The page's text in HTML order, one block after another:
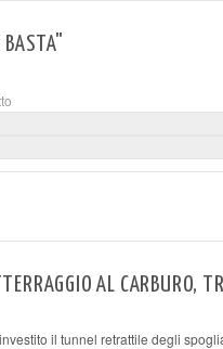
BASTA"
AL CARBURO,
il tunnel retrattile degli